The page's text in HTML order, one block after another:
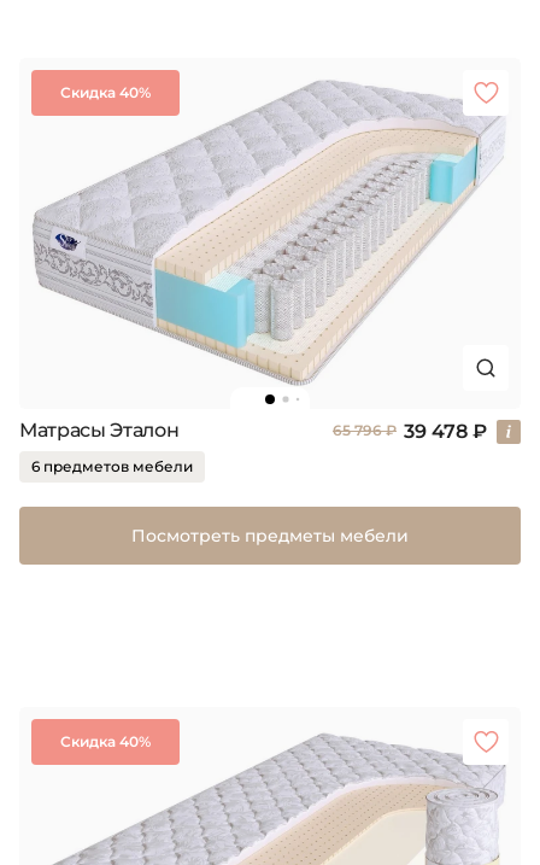
Скидка 40%
Матрасы Эталон 65 796 ₽ 39 478 ₽
6 предметов мебели
Посмотреть предметы мебели
Скидка 40%